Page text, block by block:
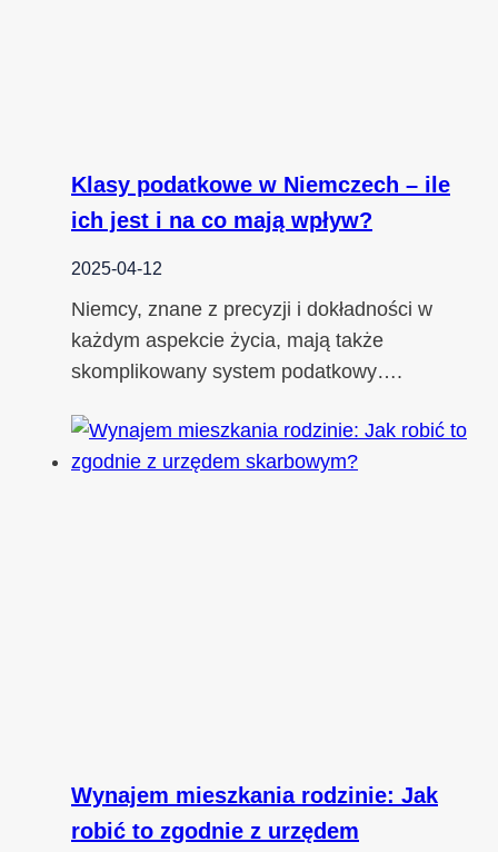
Klasy podatkowe w Niemczech – ile
ich jest i na co mają wpływ?
2025-04-12
Niemcy, znane z precyzji i dokładności w
każdym aspekcie życia, mają także
skomplikowany system podatkowy….
Wynajem mieszkania rodzinie: Jak
robić to zgodnie z urzędem